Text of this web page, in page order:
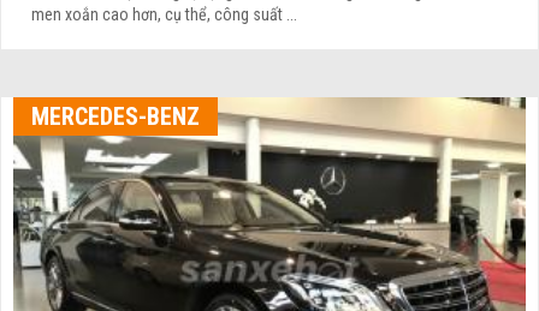
men xoắn cao hơn, cụ thể, công suất ...
MERCEDES-BENZ